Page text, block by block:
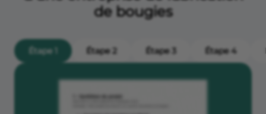
de bougies
Étape 1 Étape 2 Étape 3 Étape 4